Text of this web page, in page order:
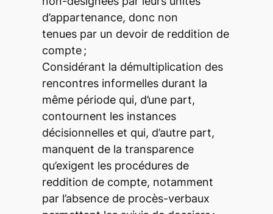
d’appartenance, donc non
tenues par un devoir de reddition de
compte ;
Considérant la démultiplication des
rencontres informelles durant la
même période qui, d’une part,
contournent les instances
décisionnelles et qui, d’autre part,
manquent de la transparence
qu’exigent les procédures de
reddition de compte, notamment
par l’absence de procès-verbaux